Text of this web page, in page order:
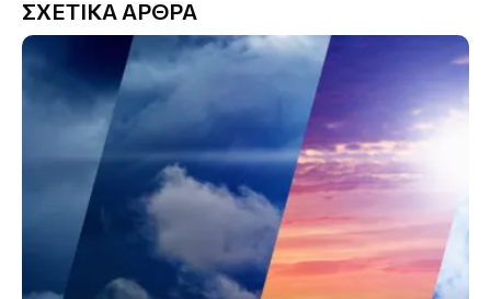
ΣΧΕΤΙΚΑ ΑΡΘΡΑ